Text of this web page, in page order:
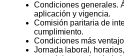
Condiciones generales.
aplicación y vigencia.
Comisión paritaria de
cumplimiento.
Condiciones más
Jornada laboral,